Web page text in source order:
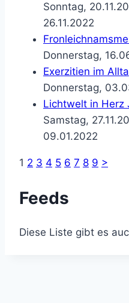
Sonntag,
26.11.2022
Donnerstag,
Exerzitien im
Donnerstag,
Lichtwelt in Herz
Samstag,
09.01.2022
1 2 3 4 5 6 7 8 9 >
Feeds
Diese Liste gibt es